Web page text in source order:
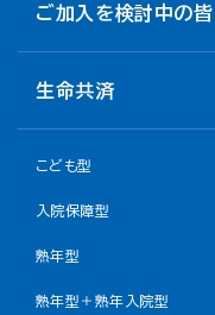
ご加入を検討中の皆
生命共済
こども型
入院保障型
熟年型
熟年型＋熟年入院型